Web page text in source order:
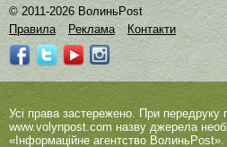
© 2011-2026 ВолиньPost
Правила
Реклама Контакти
Усі права застережено. При передруку
www.volynpost.com назву джерела
«Інформаційне агентство